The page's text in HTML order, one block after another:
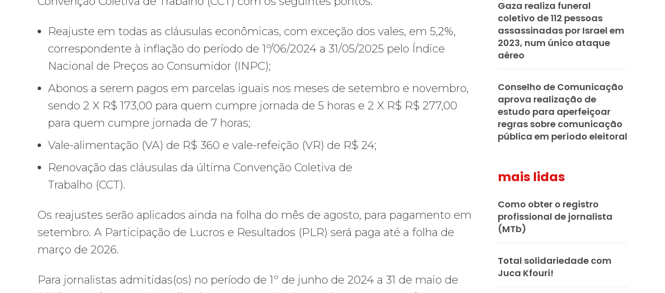
Reajuste em todas as cláusulas econômicas, com exceção dos vales, em 5,2%,
correspondente à inflação do período de 1º/06/2024 a 31/05/2025 pelo Índice
Nacional de Preços ao Consumidor (INPC);
Abonos a serem pagos em parcelas iguais nos meses de setembro e novembro,
sendo 2 X R$ 173,00 para quem cumpre jornada de 5 horas e 2 X R$ R$ 277,00
para quem cumpre jornada de 7 horas;
Vale-alimentação (VA) de R$ 360 e vale-refeição (VR) de R$ 24;
Renovação das cláusulas da última Convenção Coletiva de
Trabalho (CCT).
Os reajustes serão aplicados ainda na folha do mês de agosto, para pagamento em
setembro. A Participação de Lucros e Resultados (PLR) será paga até a folha de
março de 2026.
Para jornalistas admitidas(os) no período de 1º de junho de 2024 a 31 de maio de
Gaza realiza funeral
coletivo de 112 pessoas
assassinadas por Israel em
2023, num único ataque
aéreo
Conselho de Comunicação
aprova realização de
estudo para aperfeiçoar
regras sobre comunicação
pública em período eleitoral
mais lidas
Como obter o registro
profissional de jornalista
(MTb)
Total solidariedade com
Juca Kfouri!